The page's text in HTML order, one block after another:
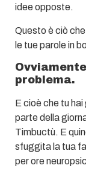
idee opposte.
Questo è ciò
le tue parole in
problema.
E cioè che tu
parte della
Timbuctù. E
sfuggita la tua
per ore